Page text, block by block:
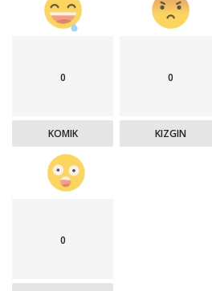
0
KOMIK
0
KIZGIN
0